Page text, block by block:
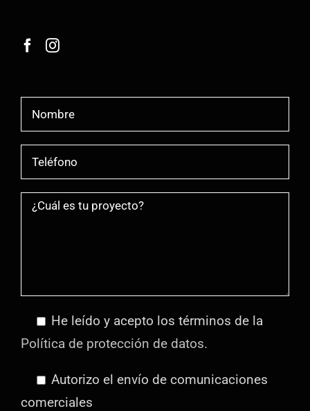
He leído y acepto los términos de la
Política de protección de datos.
Autorizo el envío de comunicaciones
comerciales